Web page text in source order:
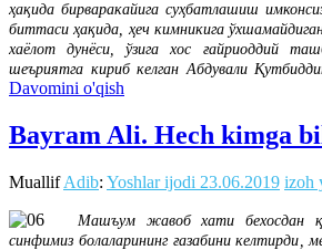
ҳақида бирваракайига суҳбатлашиш
биттаси ҳақида, ҳеч кимникига ўхшамайдиган
хаёлот дунёси, ўзига хос ғайриоддий
шеъриятга кириб келган Абдували
Davomini o'qish
Bayram Ali. Hech kimga
MuallifAdib: Yoshlar ijodi 23.06.2019 izoh
Машъум жавоб хати бехосдан
синфимиз болаларининг ғазабини келтирди,